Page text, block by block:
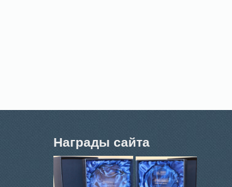
Награды сайта